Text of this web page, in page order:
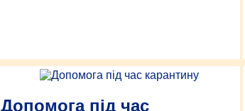
Допомога під час